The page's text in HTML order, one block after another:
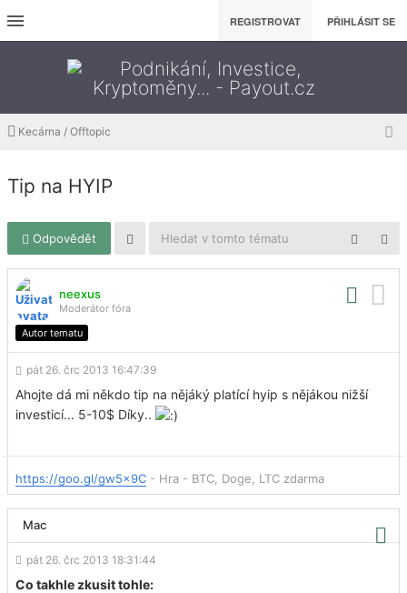
REGISTROVAT PŘIHLÁSIT SE
Kecárna / Offtopic
Tip na HYIP
Odpovědět
neexus
Moderátor fóra
Autor tematu
pát 26. črc 2013 16:47:39
Ahojte dá mi někdo tip na nějáký platící hyip s nějákou nižší
investicí... 5-10$ Díky..
https://goo.gl/gw5x9C - Hra - BTC, Doge, LTC zdarma
Mac
pát 26. črc 2013 18:31:44
Co takhle zkusit tohle: